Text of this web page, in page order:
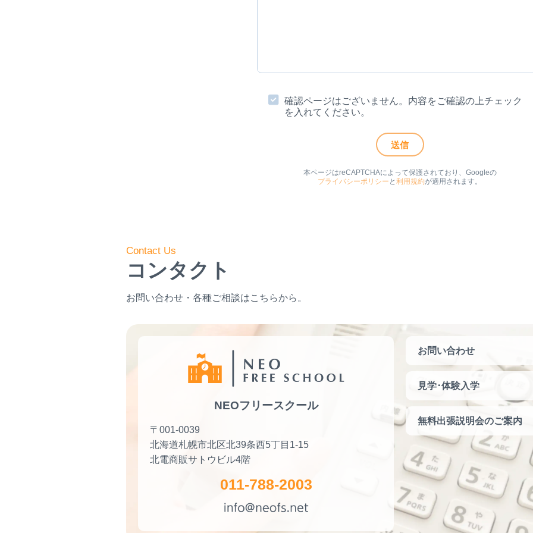
確認ページはございません。内容をご確認の上チェック
を入れてください。
本ページはreCAPTCHAによって保護されており、Googleの
プライバシーポリシー と 利用規約が適用されます。
Contact Us
コンタクト
お問い合わせ・各種ご相談はこちらから。
NEOフリースクール
〒001-0039
北海道札幌市北区北39条西5丁目1-15
北電商販サトウビル4階
011-788-2003
お問い合わせ
見学･体験入学
無料出張説明会のご案内